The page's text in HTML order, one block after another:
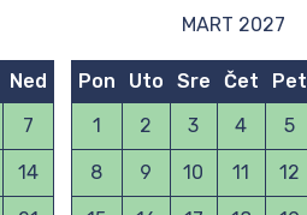
Ned
7
14
MART 2027
Pon Uto Sre Čet Pet
1
2 3 4 5
8 9 10 11 12